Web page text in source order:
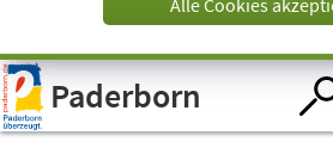
Visuelle
Assistenzsoftware
öffnen.
Alle Cookies
Paderborn